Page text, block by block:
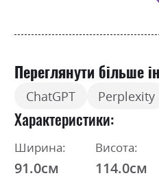
Переглянути більше
ChatGPT Perplexity
Характеристики
Ширина:
91.0см
Висота:
114.0см